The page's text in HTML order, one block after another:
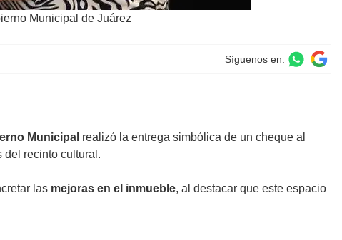
Municipal de Juárez
Síguenos en:
Municipal realizó la entrega simbólica de un cheque al
del recinto cultural.
las mejoras en el inmueble, al destacar que este espacio